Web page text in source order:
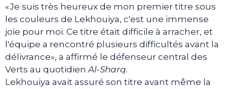
«Je suis très heureux de mon premier titre sous
les couleurs de Lekhouiya, c'est une immense
joie pour moi. Ce titre était difficile à arracher, et
l'équipe a rencontré plusieurs difficultés avant la
délivrance», a affirmé le défenseur central des
Verts au quotidienAl-Sharq.
Lekhouiya avait assuré son titre avant même la